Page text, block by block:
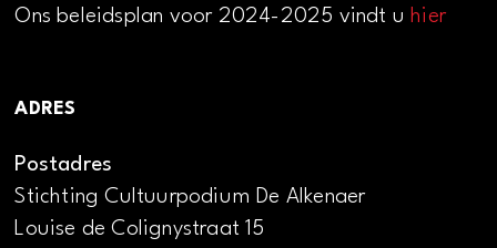
Ons beleidsplan voor 2024-2025 vindt uhier
ADRES
Postadres
Stichting Cultuurpodium De Alkenaer
Louise de Colignystraat 15